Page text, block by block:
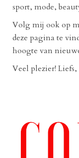
sport, mode,
Volg mij ook op
deze pagina te
hoogte van
Veel plezier!